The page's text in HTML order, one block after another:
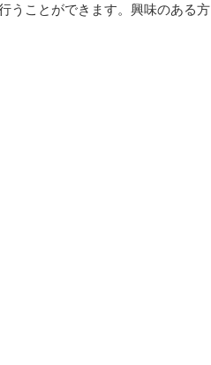
うことができます。興味のある方